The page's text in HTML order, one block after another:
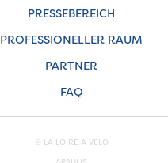
PRESSEBEREICH
PROFESSIONELLER RAUM
PARTNER
FAQ
© LA LOIRE À VÉLO